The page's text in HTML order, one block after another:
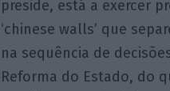
preside, está a exercer
‘chinese walls’ que
na sequência de
Reforma do Estado, do